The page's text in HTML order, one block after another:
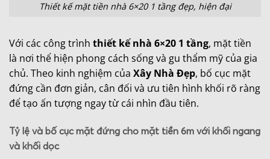
Thiết kế mặt tiền nhà 6×20 1 tầng đẹp, hiện đại
Với các công trình thiết kế nhà 6×20 1 tầng, mặt tiền
là nơi thể hiện phong cách sống và gu thẩm mỹ của gia
chủ. Theo kinh nghiệm của Xây Nhà Đẹp, bố cục mặt
đứng cần đơn giản, cân đối và ưu tiên hình khối rõ ràng
để tạo ấn tượng ngay từ cái nhìn đầu tiên.
Tỷ lệ và bố cục mặt đứng cho mặt tiền 6m với khối ngang
và khối dọc